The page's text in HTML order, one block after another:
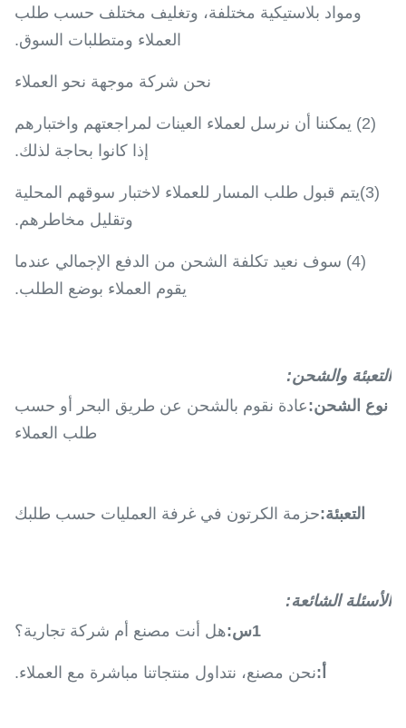
ومواد بلاستيكية مختلفة، وتغليف مختلف حسب طلب
العملاء ومتطلبات السوق.
نحن شركة موجهة نحو العملاء
(2) يمكننا أن نرسل لعملاء العينات لمراجعتهم واختبارهم
إذا كانوا بحاجة لذلك.
(3)يتم قبول طلب المسار للعملاء لاختبار سوقهم المحلية
وتقليل مخاطرهم.
(4) سوف نعيد تكلفة الشحن من الدفع الإجمالي عندما
يقوم العملاء بوضع الطلب.
التعبئة والشحن:
نوع الشحن:عادة نقوم بالشحن عن طريق البحر أو حسب
طلب العملاء
التعبئة:حزمة الكرتون في غرفة العمليات حسب طلبك
الأسئلة الشائعة:
1س:
هل أنت مصنع أم شركة تجارية؟
أ:نحن مصنع، نتداول منتجاتنا مباشرة مع العملاء.